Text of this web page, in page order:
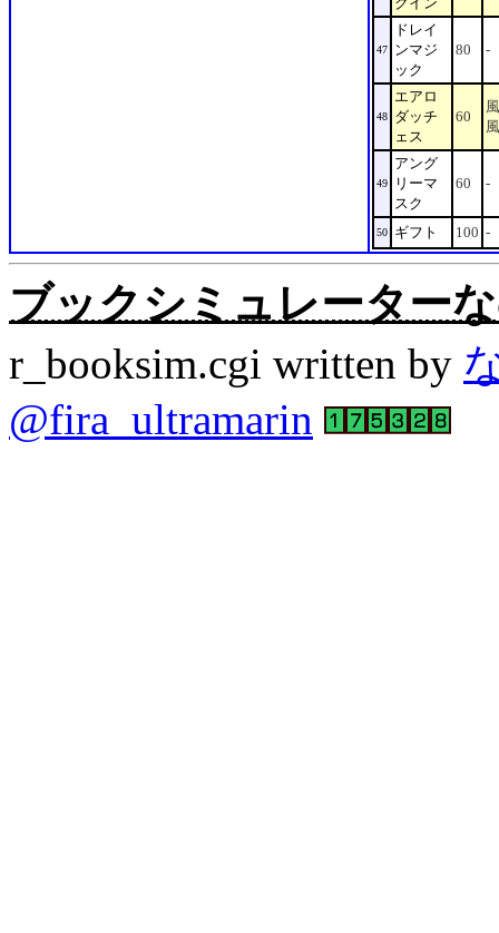
47
ドレイ
ンマジ
ック
80 -
48
エアロ
ダッチ
ェス
60
風
風
49
アング
リーマ
スク
60 -
50 ギフト 100 -
ブックシミュレーター
r_booksim.cgi written by
@fira_ultramarin